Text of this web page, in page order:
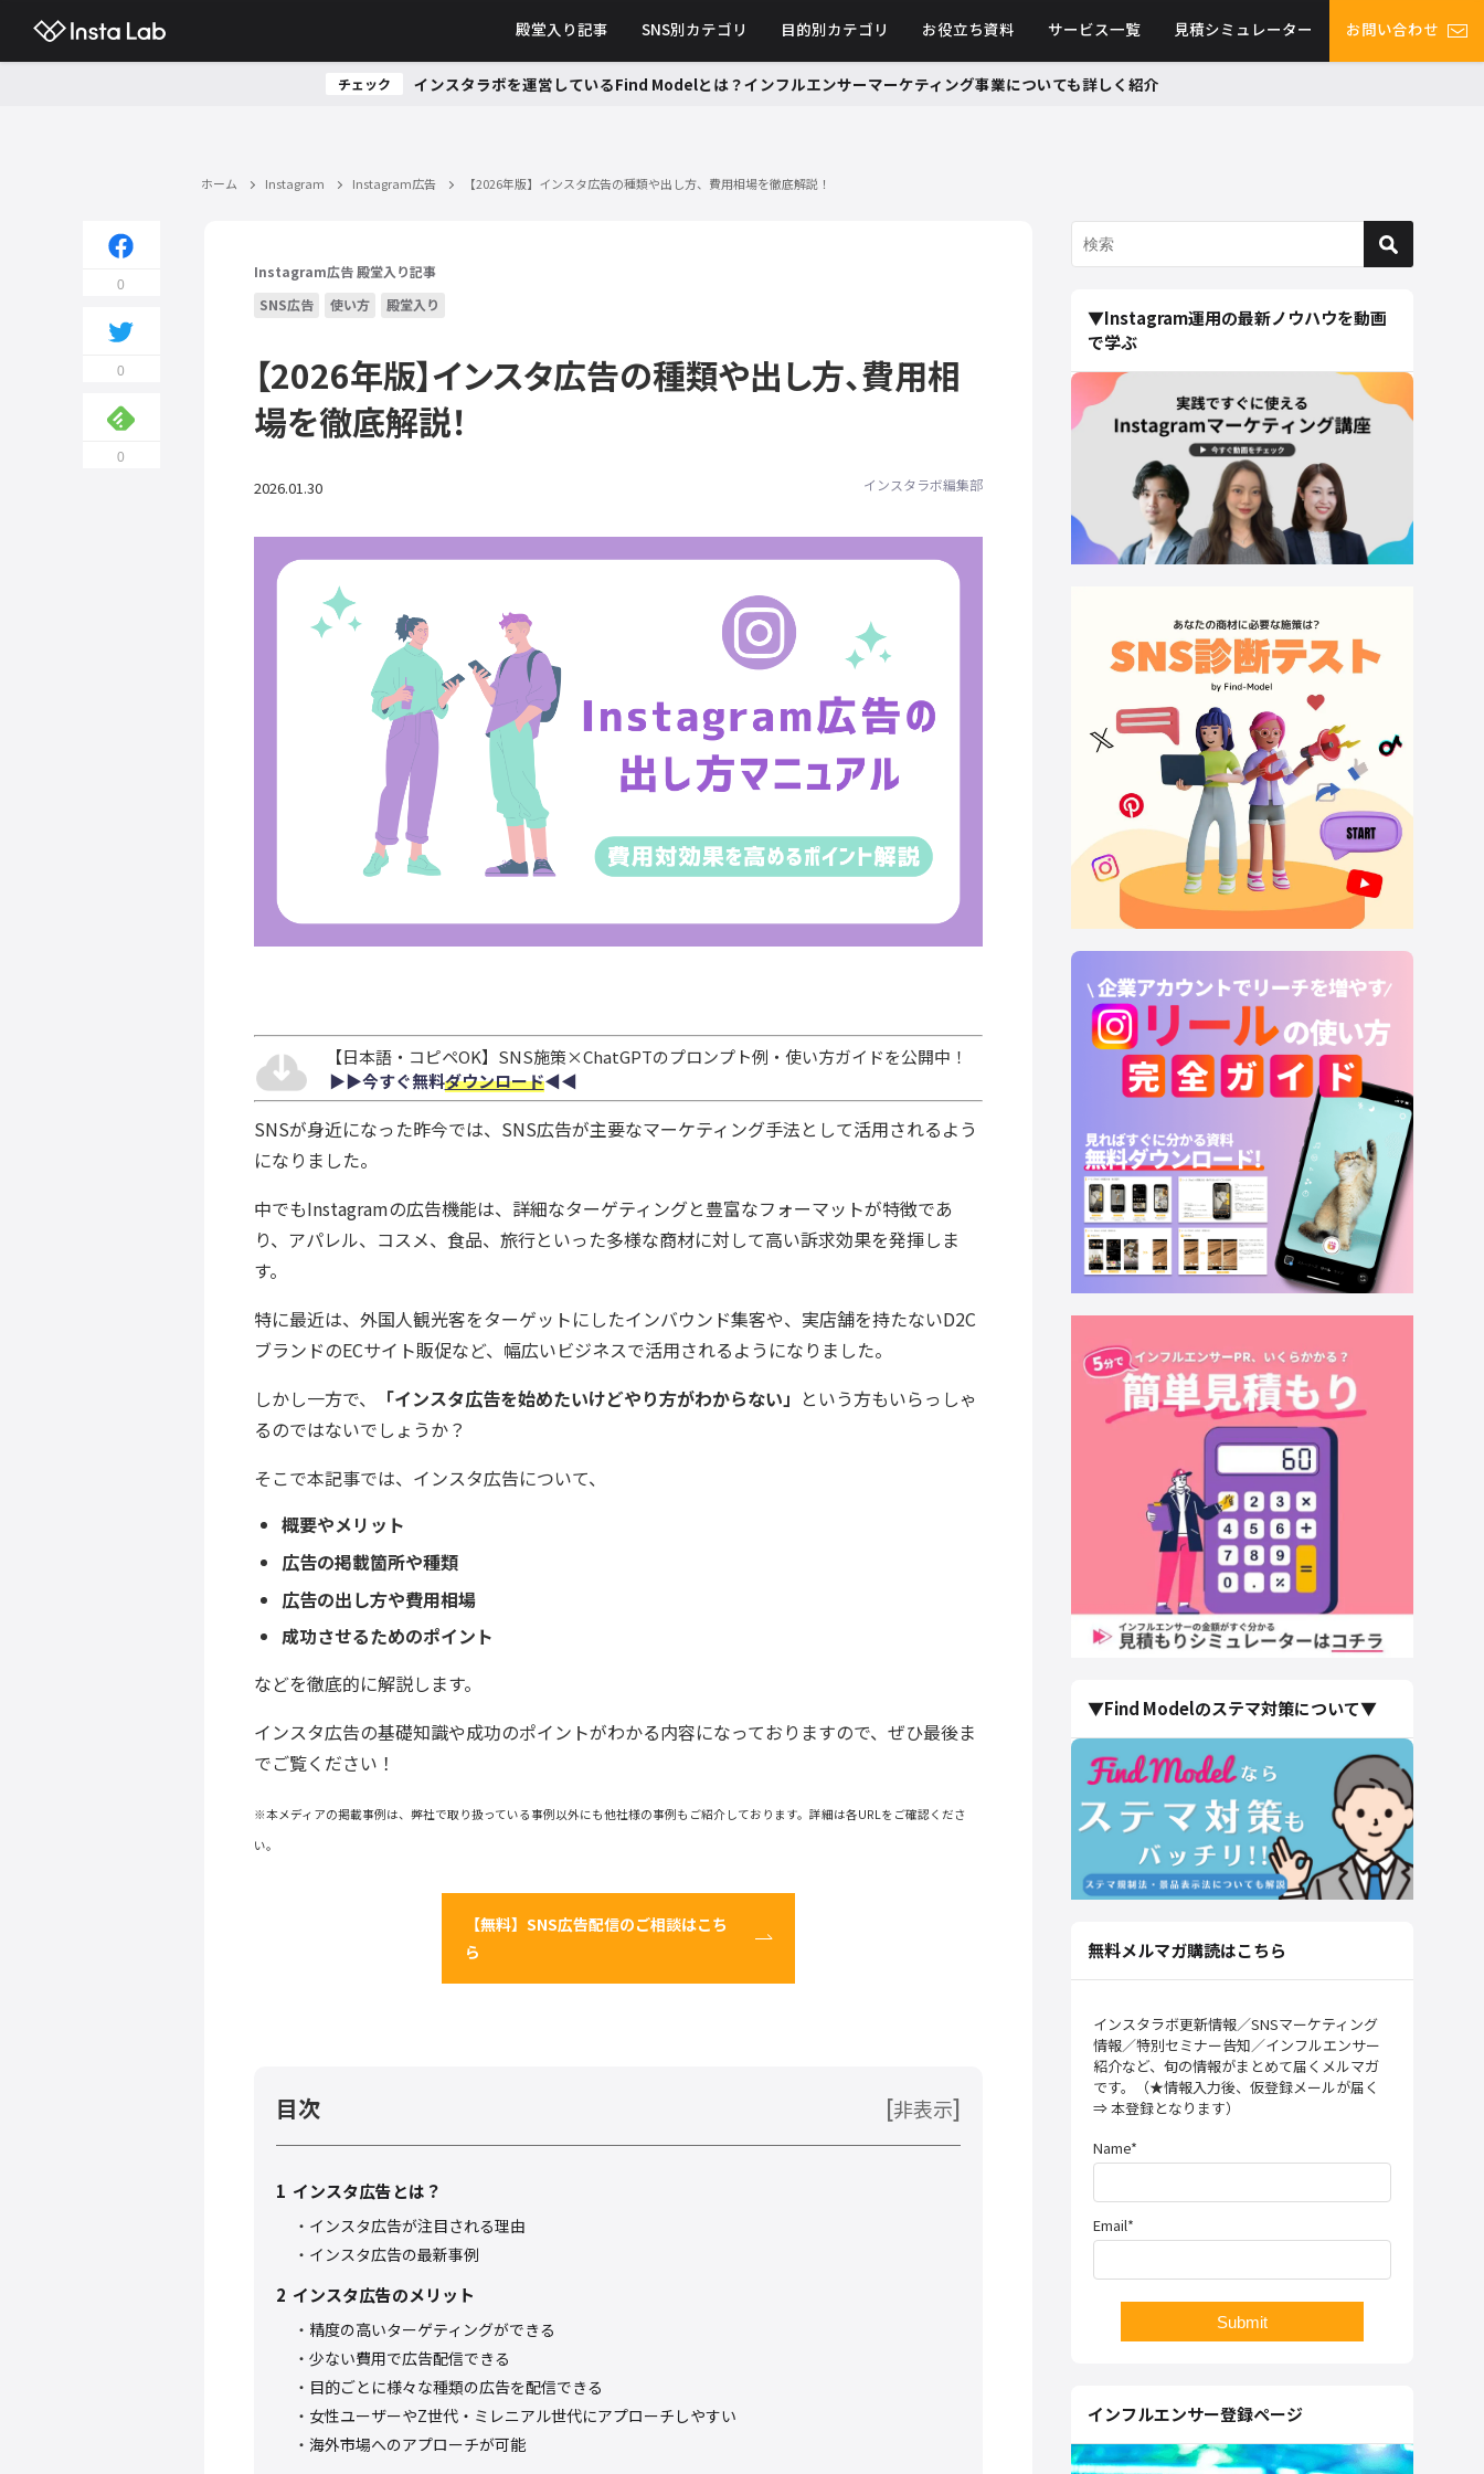
殿堂入り記事 SNS別カテゴリ 目的別カテゴリ お役立ち資料 サービス一覧 見積シミュレーター お問い合わせ
チェック インスタラボを運営しているFind Modelとは？インフルエンサーマーケティング事業についても詳しく紹介
ホーム Instagram Instagram広告 【2026年版】インスタ広告の種類や出し方、費用相場を徹底解説！
0
0
0
Instagram広告 殿堂入り記事
SNS広告
使い方 殿堂入り
【2026年版】インスタ広告の種類や出し方、費用相
場を徹底解説！
2026.01.30 インスタラボ編集部
【日本語・コピペOK】SNS施策×ChatGPTのプロンプト例・使い方ガイドを公開中！
▶︎▶︎今すぐ無料ダウンロード◀︎◀︎
SNSが身近になった昨今では、SNS広告が主要なマーケティング手法として活用されるよう
になりました。
中でもInstagramの広告機能は、詳細なターゲティングと豊富なフォーマットが特徴であ
り、アパレル、コスメ、食品、旅行といった多様な商材に対して高い訴求効果を発揮しま
す。
特に最近は、外国人観光客をターゲットにしたインバウンド集客や、実店舗を持たないD2C
ブランドのECサイト販促など、幅広いビジネスで活用されるようになりました。
しかし一方で、
「インスタ広告を始めたいけどやり方がわからない」 という方もいらっしゃ
るのではないでしょうか？
そこで本記事では、インスタ広告について、
概要やメリット
広告の掲載箇所や種類
広告の出し方や費用相場
成功させるためのポイント
などを徹底的に解説します。
インスタ広告の基礎知識や成功のポイントがわかる内容になっておりますので、ぜひ最後ま
でご覧ください！
※本メディアの掲載事例は、弊社で取り扱っている事例以外にも他社様の事例もご紹介しております。詳細は各URLをご確認くださ
い。
【無料】SNS広告配信のご相談はこち
ら
目次 [非表示]
1 インスタ広告とは？
インスタ広告が注目される理由
インスタ広告の最新事例
2 インスタ広告のメリット
精度の高いターゲティングができる
少ない費用で広告配信できる
目的ごとに様々な種類の広告を配信できる
女性ユーザーやZ世代・ミレニアル世代にアプローチしやすい
海外市場へのアプローチが可能
▼Instagram運用の最新ノウハウを動画
で学ぶ
▼Find Modelのステマ対策について▼
無料メルマガ購読はこちら
インスタラボ更新情報／SNSマーケティング
情報／特別セミナー告知／インフルエンサー
紹介など、旬の情報がまとめて届くメルマガ
です。（★情報入力後、仮登録メールが届く
⇒ 本登録となります）
Name*
Email*
インフルエンサー登録ページ